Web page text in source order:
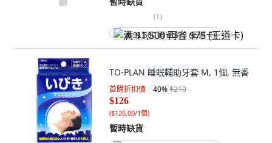
(1)
满 $1,500 再省 $75 (王道卡)
TO-PLAN 睡眠輔助牙套 M, 1個, 無香
首購折扣價 40%$210
$126
($126.00/1個)
暫時缺貨